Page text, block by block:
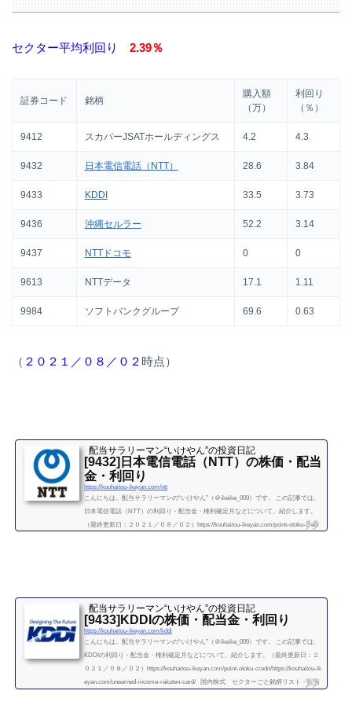
セクター平均利回り 2.39％
証券コード 銘柄
購入額
（万）
利回り
（％）
9412 スカパーJSATホールディングス 4.2 4.3
9432 日本電信電話（NTT） 28.6 3.84
9433 KDDI 33.5 3.73
9436 沖縄セルラー 52.2 3.14
9437 NTTドコモ 0 0
9613 NTTデータ 17.1 1.11
9984 ソフトバンクグループ 69.6 0.63
（ ２０２１／０８／０２時点）
配当サラリーマン“いけやん”の投資日記 ​
[9432]日本電信電話（NTT）の株価・配当
金・利回り
https://kouhaitou-ikeyan.com/ntt
こんにちは。配当サラリーマンの“いけやん”（＠ikeike_009）です。 この記事では、
日本電信電話（NTT）の利回り・配当金・権利確定月などについて、紹介します。
（最終更新日：２０２１／０８／０２）https://kouhaitou-ikeyan.com/point-otoku-credi
続きを読む
配当サラリーマン“いけやん”の投資日記 ​
[9433]KDDIの株価・配当金・利回り
https://kouhaitou-ikeyan.com/kddi
こんにちは。配当サラリーマンの“いけやん”（＠ikeike_009）です。 この記事では、
KDDIの利回り・配当金・権利確定月などについて、紹介します。（最終更新日：２
０２１／０８／０２）https://kouhaitou-ikeyan.com/point-otoku-credit/https://kouhaitou-ik
eyan.com/unearned-income-rakuten-card/ 国内株式 セクターごと銘柄リスト・配当